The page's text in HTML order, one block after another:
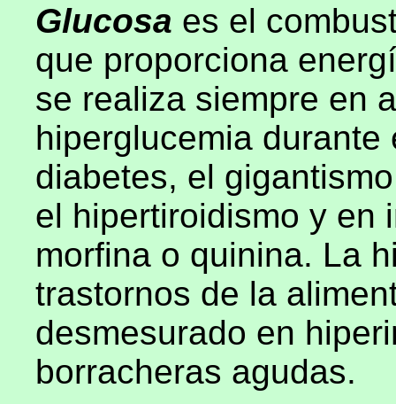
Glucosa es el
que proporciona
se realiza siempre en
hiperglucemia
diabetes, el
el hipertiroidismo y en
morfina o quinina. La
trastornos de la
desmesurado en
borracheras agudas.